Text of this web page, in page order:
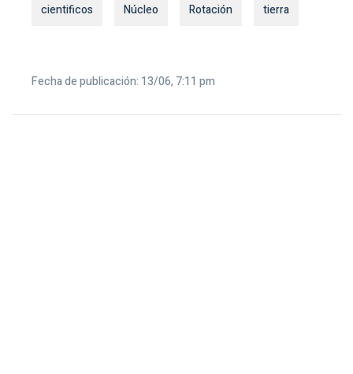
cientificos Núcleo Rotación tierra
Fecha de publicación: 13/06, 7:11 pm